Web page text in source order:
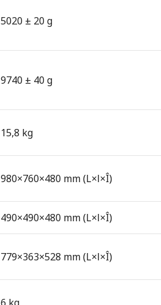
5020 ± 20 g
9740 ± 40 g
15,8 kg
980×760×480 mm (L×l×Î)
490×490×480 mm (L×l×Î)
779×363×528 mm (L×l×Î)